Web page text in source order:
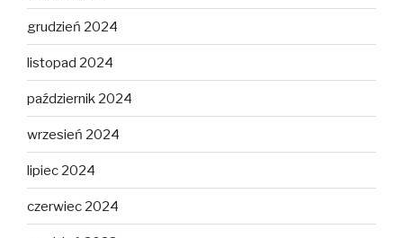
grudzień 2024
listopad 2024
październik 2024
wrzesień 2024
lipiec 2024
czerwiec 2024